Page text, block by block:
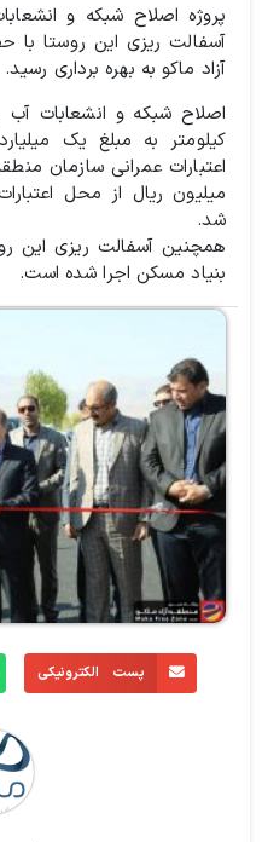
پروژه اصلاح شبکه و
آسفالت ریزی این روستا
آزاد ماکو به بهره برداری رسید.
میلیون ریال از محل
شد.
همچنین آسفالت ریزی این
بنیاد مسکن اجرا شده است.
پست الکترونیکی